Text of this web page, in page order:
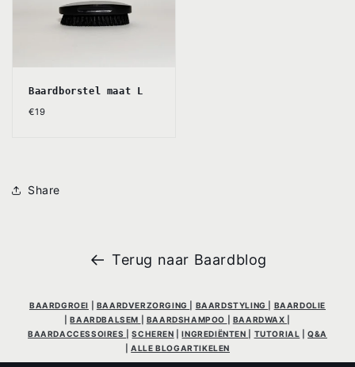
Baardborstel maat L
Normale
€19
Share
Terug naar Baardblog
BAARDGROEI BAARDVERZORGING BAARDSTYLING
BAARDOLIE
|BAARDBALSEM BAARDSHAMPOO BAARDWAX
BAARDACCESSOIRES
|SCHEREN |INGREDIËNTEN TUTORIAL |Q&A
|ALLE BLOGARTIKELEN